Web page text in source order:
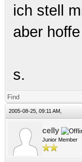
ich stell
aber
s.
Find
2005-08-25, 09:11 AM,
celly
Junior Member